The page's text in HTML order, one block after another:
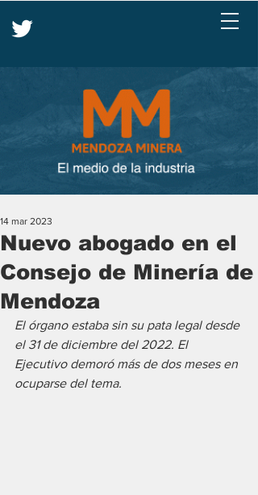
Nuevo abogado en el
Consejo de Minería de
Mendoza
14 mar 2023
El órgano estaba sin su pata legal desde
el 31 de diciembre del 2022. El
Ejecutivo demoró más de dos meses en
ocuparse del tema.